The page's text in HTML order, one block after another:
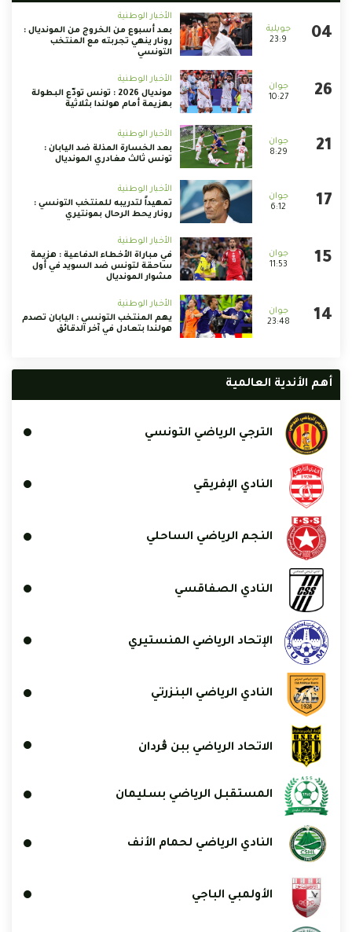
23:9
الأخبار الوطنية
بعد أسبوع من الخروج من المونديال :
رونار ينهي تجربته مع المنتخب
التونسي
10:27
الأخبار الوطنية
مونديال 2026 : تونس تودّع البطولة
بهزيمة أمام هولندا بثلاثية
8:29
الأخبار الوطنية
بعد الخسارة المذلة ضد اليابان :
تونس ثالث مغادري المونديال
6:12
الأخبار الوطنية
تمهيداً لتدريبه للمنتخب التونسي :
رونار يحط الرحال بمونتيري
11:53
الأخبار الوطنية
في مباراة الأخطاء الدفاعية : هزيمة
ساحقة لتونس ضد السويد في أول
مشوار المونديال
23:48
الأخبار الوطنية
يهم المنتخب التونسي : اليابان تصدم
هولندا بتعادل في آخر الدقائق
أهم الأندية العالمية
الترجي الرياضي التونسي
النادي الإفريقي
النجم الرياضي الساحلي
النادي الصفاقسي
الإتحاد الرياضي المنستيري
النادي الرياضي البنزرتي
الاتحاد الرياضي ببن ڨردان
المستقبل الرياضي بسليمان
النادي الرياضي لحمام الأنف
الأولمبي الباجي